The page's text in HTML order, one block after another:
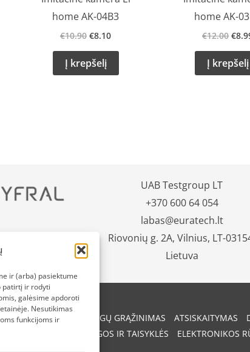
ir (arba) pasiektume
patirtį ir rodyti
galėsime apdoroti
Nesutikimas
funkcijoms ir
home AK-04B3
€10.90 €8.10
Į krepšelį
home AK-
€12.00 €
Į krepšelį
UAB Testgroup LT
+370 600 64 054
labas@euratech.lt
Riovonių g. 2A, Vilnius, LT-
Lietuva
PREKIŲ IR PINIGŲ GRĄŽINIMAS ATSISKAITYMAS
SĄLYGOS IR TAISYKLĖS
ELEKTRONIKOS